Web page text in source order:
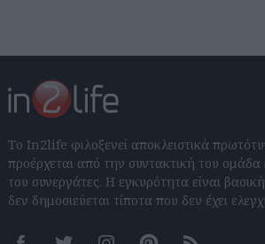
Το In2life φιλοξενεί αποκλειστικά
προέρχεται από την συντακτική του ομάδα
του συνεργάτες. Η εγκυρότητα είναι
δεν δημοσιεύεται τίποτα που δεν έχει